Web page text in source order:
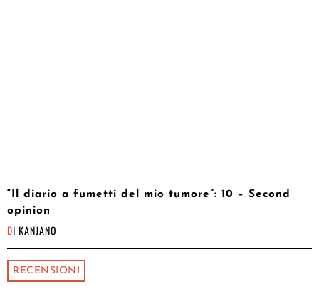
“Il diario a fumetti del mio tumore”: 10 – Second
opinion
DI KANJANO
RECENSIONI